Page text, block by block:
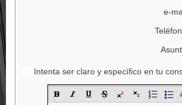
e-
Intenta ser claro y específico en tu